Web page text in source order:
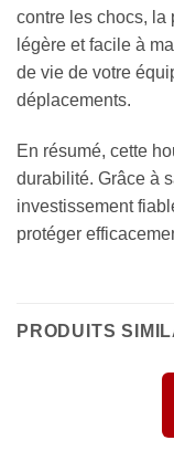
contre les chocs, la
légère et facile à
de vie de votre
déplacements.
En résumé, cette
durabilité. Grâce à
investissement
protéger
PRODUITS